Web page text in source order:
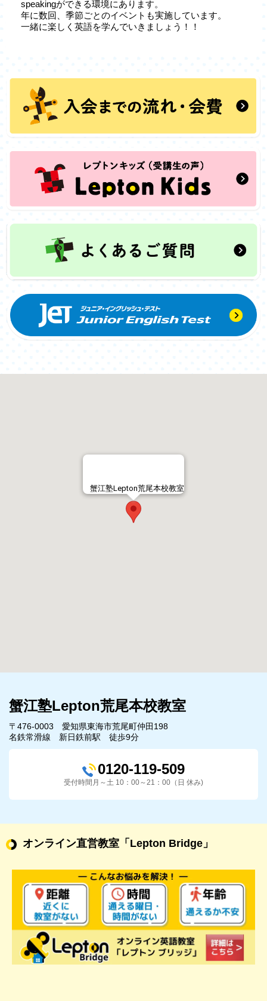
speakingができる環境にあります。
年に数回、季節ごとのイベントも実施しています。
一緒に楽しく英語を学んでいきましょう！！
蟹江塾Lepton荒尾本校教室
蟹江塾Lepton荒尾本校教室
〒476-0003 愛知県東海市荒尾町仲田198
名鉄常滑線 新日鉄前駅 徒歩9分
0120-119-509
受付時間月～土 10：00～21：00（日 休み)
オンライン直営教室 「Lepton Bridge」